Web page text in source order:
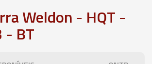
Weldon - HQT -
- BT